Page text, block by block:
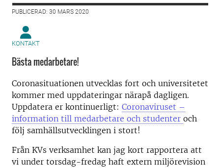
PUBLICERAD: 30 MARS 2020
KONTAKT
Bästa medarbetare!
Coronasituationen utvecklas fort och universitetet
kommer med uppdateringar närapå dagligen.
Uppdatera er kontinuerligt: Coronaviruset –
information till medarbetare och studenter och
följ samhällsutvecklingen i stort!
Från KVs verksamhet kan jag kort rapportera att
vi under torsdag-fredag haft extern miljörevision